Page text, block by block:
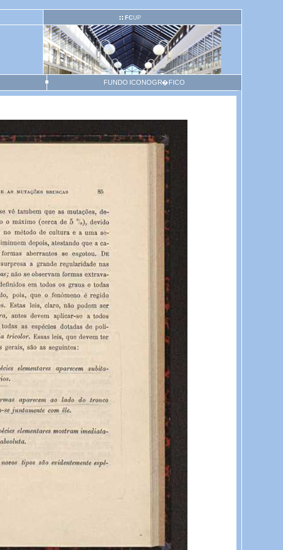
FCUP
FUNDO ICONOGR�FICO